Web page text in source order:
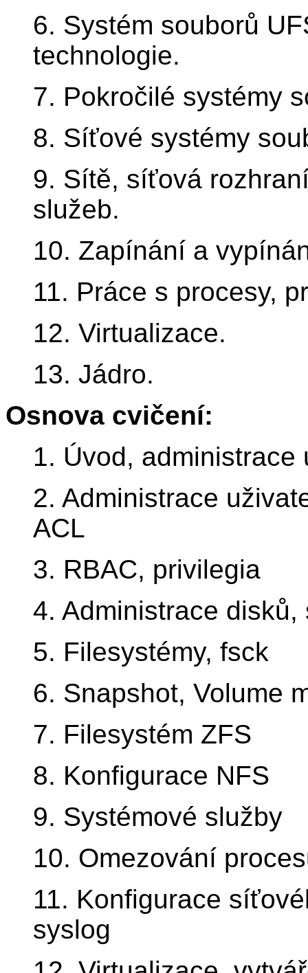
6. Systém souborů
technologie.
7. Pokročilé systémy
8. Síťové systémy
9. Sítě, síťová
služeb.
10. Zapínání a
11. Práce s procesy,
12. Virtualizace.
13. Jádro.
Osnova cvičení:
1. Úvod, administrace
2. Administrace
ACL
3. RBAC, privilegia
4. Administrace disků,
5. Filesystémy, fsck
6. Snapshot, Volume
7. Filesystém ZFS
8. Konfigurace NFS
9. Systémové služby
10. Omezování
11. Konfigurace
syslog